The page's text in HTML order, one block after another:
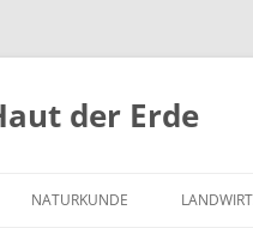
der Erde
NATURKUNDE